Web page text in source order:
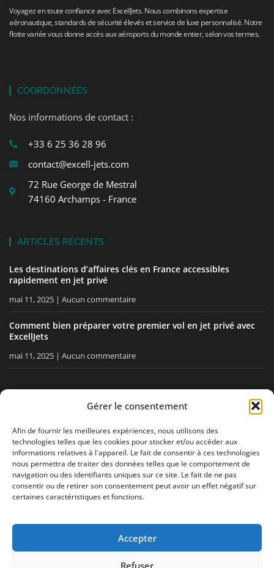
Gérer le consentement
Afin de fournir les meilleures expériences, nous utilisons des
technologies telles que les cookies pour stocker et/ou accéder aux
informations relatives à l'appareil. Le fait de consentir à ces technologies
nous permettra de traiter des données telles que le comportement de
navigation ou des identifiants uniques sur ce site. Le fait de ne pas
consentir ou de retirer son consentement peut avoir un effet négatif sur
certaines caractéristiques et fonctions.
Accepter
Refuser
Voyagez en toute confiance avec ExcellJets. Nous combinons expertise
aéronautique, standards de sécurité élevés et service de luxe personnalisé. Notre
flotte variée vous donne accès aux aéroports du monde entier, selon vos termes.
COORDONNÉES
Nos informations de contact :
+33 6 25 36 28 96
contact@excell-jets.com
72 Rue George de Mestral
74160 Archamps - France
ARTICLES RÉCENTS
Les destinations d’affaires clés en France accessibles
rapidement en jet privé
mai 11, 2025 Aucun commentaire
Comment bien préparer votre premier vol en jet privé avec
ExcellJets
mai 11, 2025 Aucun commentaire
RESTEZ INFORMÉ
Recevez nos conseils, nos actualités directement dans votre
boîte email.
J'acceptela politique de confidentialité